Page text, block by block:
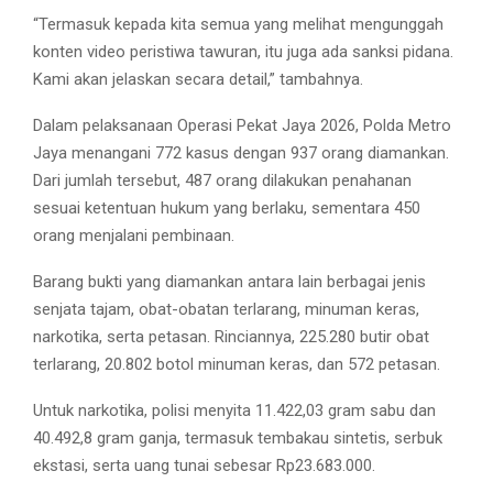
“Termasuk kepada kita semua yang melihat mengunggah
konten video peristiwa tawuran, itu juga ada sanksi pidana.
Kami akan jelaskan secara detail,” tambahnya.
Dalam pelaksanaan Operasi Pekat Jaya 2026, Polda Metro
Jaya menangani 772 kasus dengan 937 orang diamankan.
Dari jumlah tersebut, 487 orang dilakukan penahanan
sesuai ketentuan hukum yang berlaku, sementara 450
orang menjalani pembinaan.
Barang bukti yang diamankan antara lain berbagai jenis
senjata tajam, obat-obatan terlarang, minuman keras,
narkotika, serta petasan. Rinciannya, 225.280 butir obat
terlarang, 20.802 botol minuman keras, dan 572 petasan.
Untuk narkotika, polisi menyita 11.422,03 gram sabu dan
40.492,8 gram ganja, termasuk tembakau sintetis, serbuk
ekstasi, serta uang tunai sebesar Rp23.683.000.